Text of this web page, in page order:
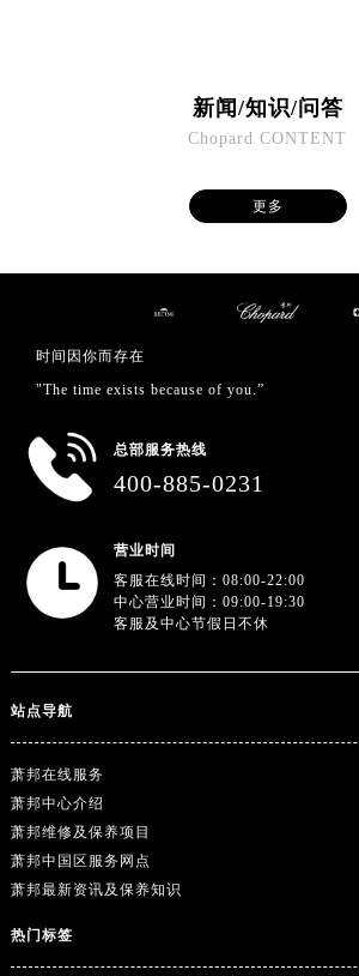
新闻/知识/问答
Chopard CONTENT
更多
时间因你而存在
"The time exists because of you.”
总部服务热线
400-885-0231
营业时间
客服在线时间：08:00-22:00
中心营业时间：09:00-19:30
客服及中心节假日不休
站点导航
萧邦在线服务
萧邦中心介绍
萧邦维修及保养项目
萧邦中国区服务网点
萧邦最新资讯及保养知识
热门标签